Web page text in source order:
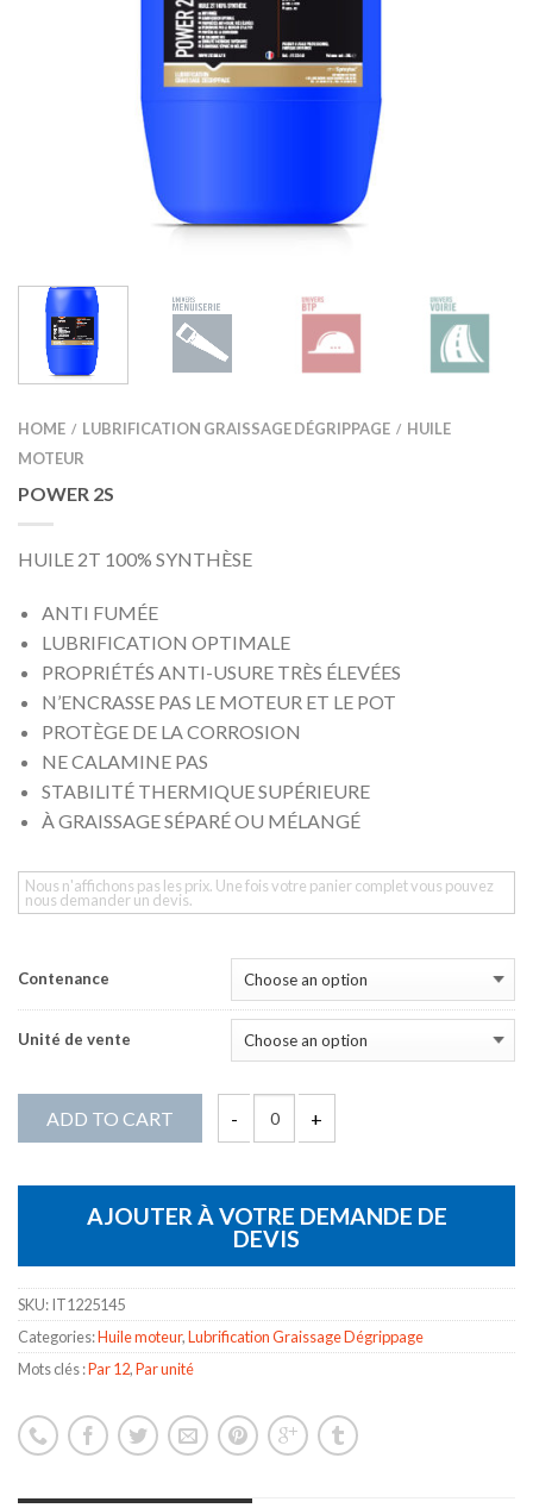
HOME / LUBRIFICATION GRAISSAGE DÉGRIPPAGE / HUILE
MOTEUR
POWER 2S
HUILE 2T 100% SYNTHÈSE
ANTI FUMÉE
LUBRIFICATION OPTIMALE
PROPRIÉTÉS ANTI-USURE TRÈS ÉLEVÉES
N’ENCRASSE PAS LE MOTEUR ET LE POT
PROTÈGE DE LA CORROSION
NE CALAMINE PAS
STABILITÉ THERMIQUE SUPÉRIEURE
À GRAISSAGE SÉPARÉ OU MÉLANGÉ
Nous n'affichons pas les prix. Une fois votre panier complet vous pouvez
nous demander un devis.
Contenance
Unité de vente
ADD TO CART
POWER 2S quantity
AJOUTER À VOTRE DEMANDE DE
DEVIS
SKU:IT1225145
Categories:Huile moteur,Lubrification Graissage Dégrippage
Mots clés :Par 12,Par unité